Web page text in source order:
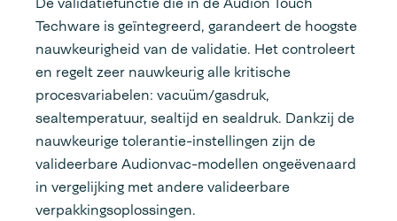
Techware is geïntegreerd, garandeert de hoogste
nauwkeurigheid van de validatie. Het controleert
en regelt zeer nauwkeurig alle kritische
procesvariabelen: vacuüm/gasdruk,
sealtemperatuur, sealtijd en sealdruk. Dankzij de
nauwkeurige tolerantie-instellingen zijn de
valideerbare Audionvac-modellen ongeëvenaard
in vergelijking met andere valideerbare
verpakkingsoplossingen.